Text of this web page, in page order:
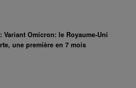
Omicron: le Royaume-Uni
une première en 7 mois